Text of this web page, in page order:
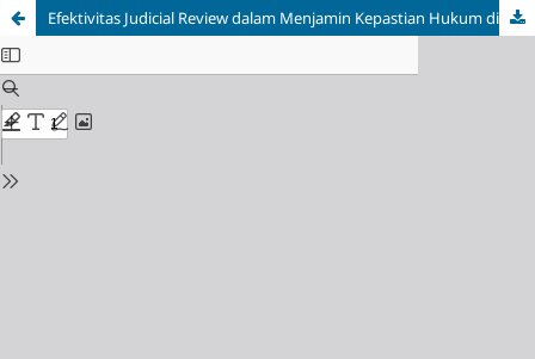
Efektivitas Judicial Review dalam Menjamin Kepastian Hukum di Indonesia: Studi Atas Putusan MK dalam Perkara Hak Konstitusional Warga Negara